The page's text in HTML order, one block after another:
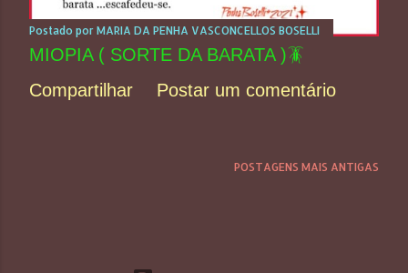
Postado por MARIA DA PENHA VASCONCELLOS BOSELLI
MIOPIA ( SORTE DA BARATA )🪳
Compartilhar
Postar um comentário
POSTAGENS MAIS ANTIGAS